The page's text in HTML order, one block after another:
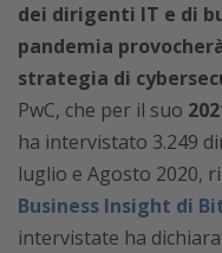
dei dirigenti IT e di
pandemia
strategia di
PwC, che per il suo
ha intervistato 3.249
luglio e Agosto 2020,
Business Insight di
intervistate ha